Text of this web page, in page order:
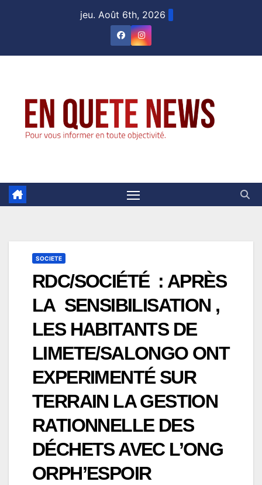
jeu. Août 6th, 2026
SOCIETE
RDC/SOCIÉTÉ : APRÈS
LA SENSIBILISATION ,
LES HABITANTS DE
LIMETE/SALONGO ONT
EXPERIMENTÉ SUR
TERRAIN LA GESTION
RATIONNELLE DES
DÉCHETS AVEC L’ONG
ORPH’ESPOIR